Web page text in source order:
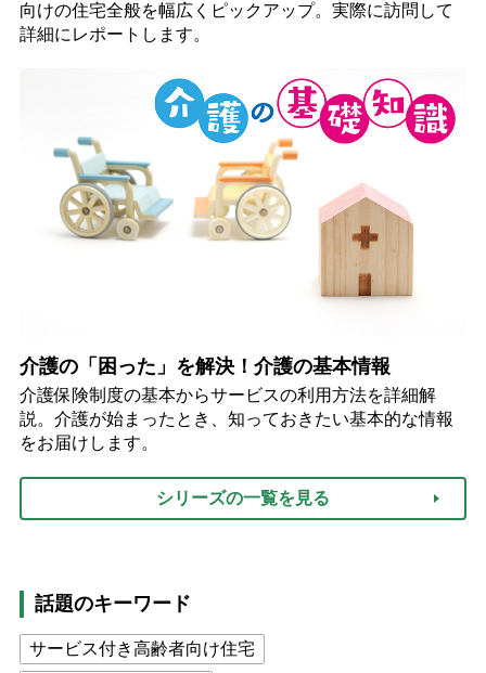
向けの住宅全般を幅広くピックアップ。実際に訪問して
詳細にレポートします。
介護の「困った」を解決！介護の基本情報
介護保険制度の基本からサービスの利用方法を詳細解
説。介護が始まったとき、知っておきたい基本的な情報
をお届けします。
シリーズの一覧を見る
話題のキーワード
サービス付き高齢者向け住宅